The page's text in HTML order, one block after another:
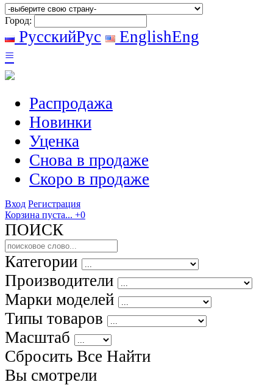
Город:
РусскийРус EnglishEng
≡
Распродажа
Новинки
Уценка
Снова в продаже
Скоро в продаже
Вход Регистрация
Корзина пуста... +0
ПОИСК
Категории
Производители
Марки моделей
Типы товаров
Масштаб
Сбросить Все Найти
Вы смотрели